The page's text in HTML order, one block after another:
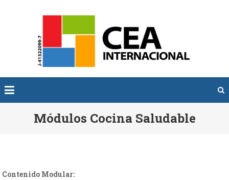
Módulos Cocina Saludable
Contenido Modular: